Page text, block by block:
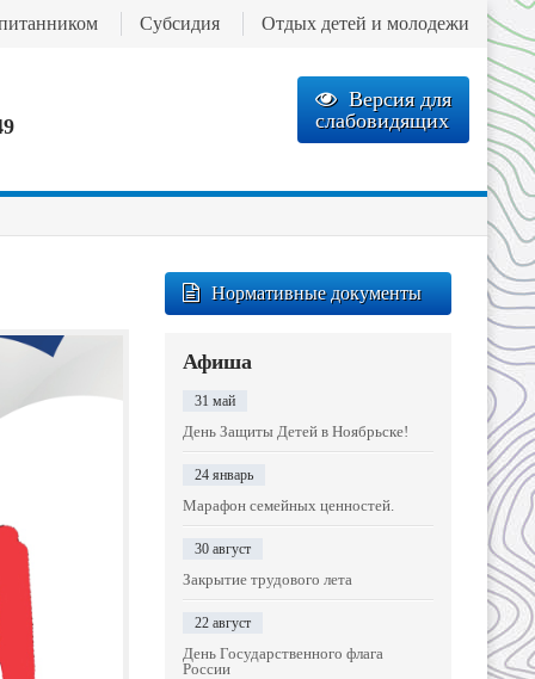
Версия для
слабовидящих
Субсидия Отдых детей и молодежи
Нормативные документы
Афиша
31 май
День Защиты Детей в Ноябрьске!
24 январь
Марафон семейных ценностей.
30 август
Закрытие трудового лета
22 август
День Государственного флага
России